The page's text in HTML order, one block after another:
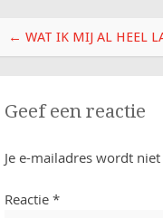
← WAT IK MIJ AL HEEL
Geef een reactie
Je e-mailadres wordt
Reactie *